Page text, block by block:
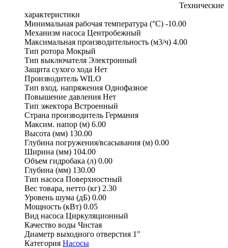
Технические
характеристики
Минимальная рабочая температура (°С) -10.00
Механизм насоса Центробежный
Максимальная производительность (м3/ч) 4.00
Тип ротора Мокрый
Тип выключателя Электронный
Защита сухого хода Нет
Производитель WILO
Тип вход. напряжения Однофазное
Повышение давления Нет
Тип эжектора Встроенный
Страна производитель Германия
Максим. напор (м) 6.00
Высота (мм) 130.00
Глубина погружения/всасывания (м) 0.00
Ширина (мм) 104.00
Объем гидробака (л) 0.00
Глубина (мм) 130.00
Тип насоса Поверхностный
Вес товара, нетто (кг) 2.30
Уровень шума (дБ) 0.00
Мощность (кВт) 0.05
Вид насоса Циркуляционный
Качество воды Чистая
Диаметр выходного отверстия 1"
Категория Насосы